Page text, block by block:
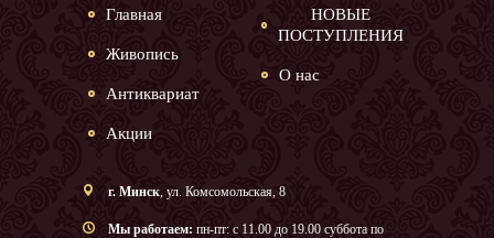
Главная
Живопись
Антиквариат
Акции
НОВЫЕ
ПОСТУПЛЕНИЯ
О нас
г. Минск, ул. Комсомольская, 8
Мы работаем: пн-пт: с 11.00 до 19.00 суббота по